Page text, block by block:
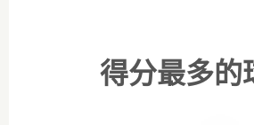
得分最多的